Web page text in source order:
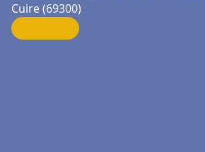
Cuire (69300)